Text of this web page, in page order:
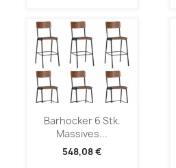
Barhocker 6 Stk.
Massives...
548,08 €